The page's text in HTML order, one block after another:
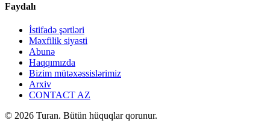
Faydalı
İstifadə şərtləri
Məxfilik siyasti
Abunə
Haqqımızda
Bizim mütəxəssislərimiz
Arxiv
CONTACT AZ
© 2026 Turan. Bütün hüquqlar qorunur.